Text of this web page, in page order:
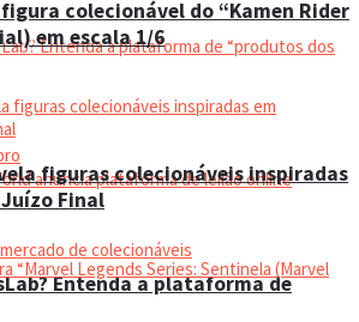
Entenda a plataforma de
colecionável do “Kamen Rider
em escala 1/6
figuras colecionáveis inspiradas
Final